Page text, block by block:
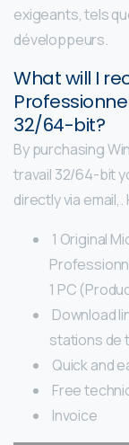
exigeants, tels
développeurs.
What will I
32/64-bit?
By purchasing
travail 32/64-bit
directly via
1 Original
1 PC
Download
stations de
Quick and
Free
Invoice